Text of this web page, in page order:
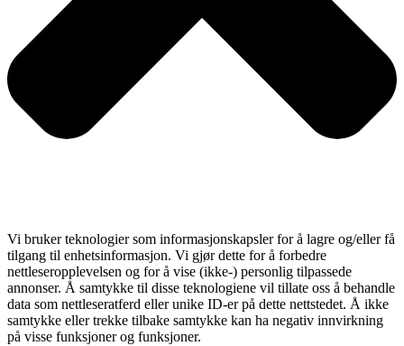
Vi bruker teknologier som informasjonskapsler for å lagre og/eller få
tilgang til enhetsinformasjon. Vi gjør dette for å forbedre
nettleseropplevelsen og for å vise (ikke-) personlig tilpassede
annonser. Å samtykke til disse teknologiene vil tillate oss å behandle
data som nettleseratferd eller unike ID-er på dette nettstedet. Å ikke
samtykke eller trekke tilbake samtykke kan ha negativ innvirkning
på visse funksjoner og funksjoner.